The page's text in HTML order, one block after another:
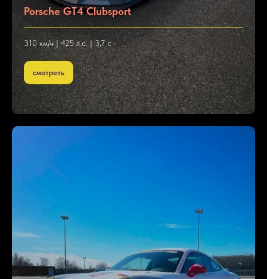
Porsche GT4 Clubsport
310 км/ч | 425 л.с. | 3,7 с
смотреть